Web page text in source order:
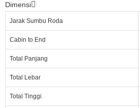
Dimensi
Jarak Sumbu Roda
Cabin to End
Total Panjang
Total Lebar
Total Tinggi